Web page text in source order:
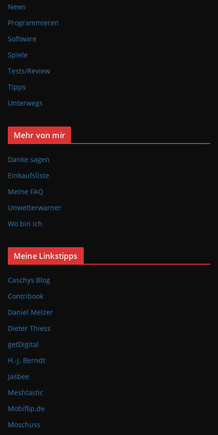
News
Programmieren
Software
Spiele
Tests/Review
Tipps
Unterwegs
Mehr von mir
Danke sagen
Einkaufsliste
Meine FAQ
Unwetterwarner
Wo bin ich
Meine Linkstipps
Caschys Blog
Contribook
Daniel Melzer
Dieter Thiess
getDigital
H.-J. Berndt
Jasbee
Meshtastic
Mobiflip.de
Moschuss